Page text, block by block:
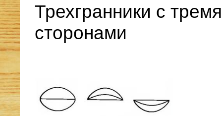
Трехгранники с
сторонами